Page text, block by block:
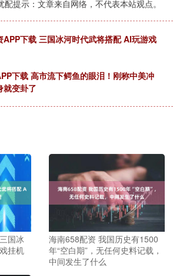
配提示：文章来自网络，不代表本站观点。
APP下载 三国冰河时代武将搭配 AI玩游戏
下载 高市流下鳄鱼的眼泪！刚称中美冲
就变卦了
国冰
挂机
海南658配资 我国历史有1500
年“空白期”，无任何史料记载，
中间发生了什么